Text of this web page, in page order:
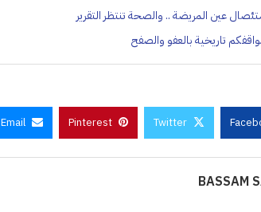
عين المريضة .. والصحة تنتظر التقرير
تاريخية بالعفو والصفح
Twitter
Pinterest
Email
BASSAM